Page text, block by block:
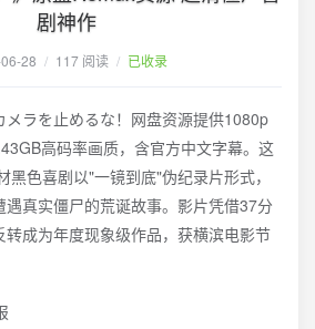
剧神作
28 / 117 阅读 / 已收录
メラを止めるな！网盘资源提供1080p
高码率画质，含官方中文字幕。这
色喜剧以"一镜到底"伪纪录片形式，
真实僵尸的荒诞故事。影片凭借37分
成为年度现象级作品，获横滨电影节